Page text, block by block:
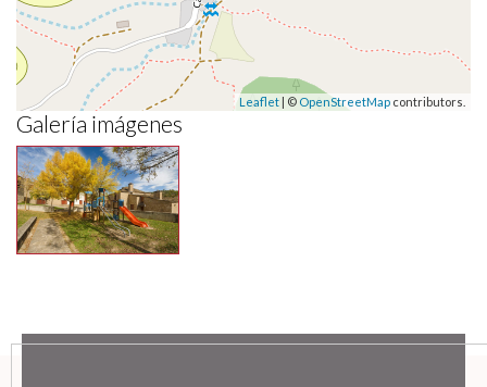
Leaflet | © OpenStreetMap contributors.
Galería imágenes